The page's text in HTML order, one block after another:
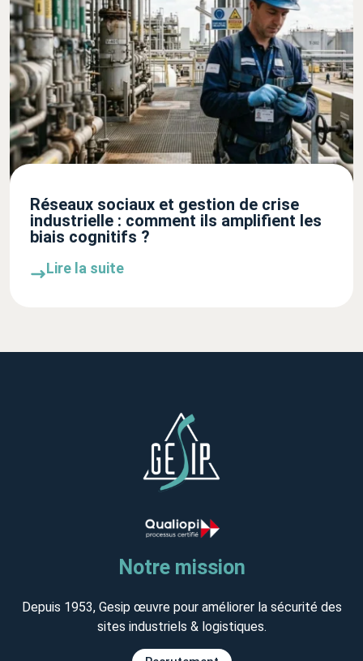
Réseaux sociaux et gestion de crise
industrielle : comment ils amplifient les
biais cognitifs ?
Lire la suite
Notre mission
Depuis 1953, Gesip œuvre pour améliorer la sécurité des
sites industriels & logistiques.